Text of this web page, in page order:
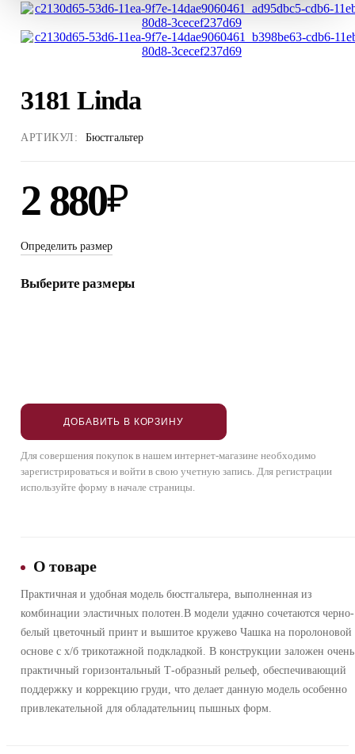
3181 Linda
АРТИКУЛ: Бюстгальтер
2 880₽
Определить размер
Выберите размеры
ДОБАВИТЬ В КОРЗИНУ
Для совершения покупок в нашем интернет-магазине необходимо
зарегистрироваться и войти в свою учетную запись. Для регистрации
используйте форму в начале страницы.
О товаре
Практичная и удобная модель бюстгальтера, выполненная из
комбинации эластичных полотен.В модели удачно сочетаются черно-
белый цветочный принт и вышитое кружево Чашка на поролоновой
основе с х/б трикотажной подкладкой. В конструкции заложен очень
практичный горизонтальный Т-образный рельеф, обеспечивающий
поддержку и коррекцию груди, что делает данную модель особенно
привлекательной для обладательниц пышных форм.